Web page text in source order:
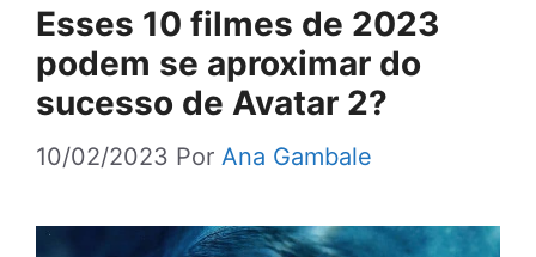
Esses 10 filmes de 2023
podem se aproximar do
sucesso de Avatar 2?
10/02/2023 Por Ana Gambale